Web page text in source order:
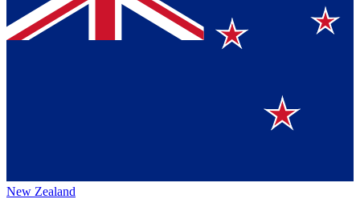
New Zealand